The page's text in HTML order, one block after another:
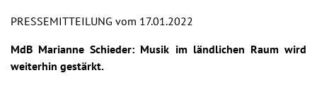
PRESSEMITTEILUNG vom 17.01.2022
MdB Marianne Schieder: Musik im ländlichen Raum wird
weiterhin gestärkt.